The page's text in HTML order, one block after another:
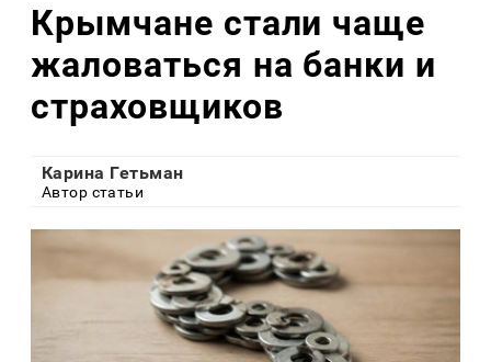
Крымчане стали чаще
жаловаться на банки и
страховщиков
Карина Гетьман
Автор статьи